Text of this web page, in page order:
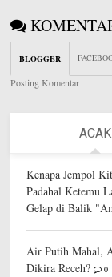
BLOGGER
Posting Komentar
ACAK
Kenapa Jempol
Padahal Ketemu
Gelap di Balik
Air Putih Mahal,
Dikira Receh?
0